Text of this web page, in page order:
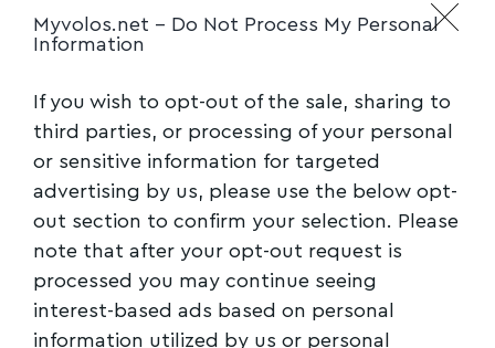
Myvolos.net - Do Not Process My Personal
Information
If you wish to opt-out of the sale, sharing to
third parties, or processing of your personal
or sensitive information for targeted
advertising by us, please use the below opt-
out section to confirm your selection. Please
note that after your opt-out request is
processed you may continue seeing
interest-based ads based on personal
information utilized by us or personal